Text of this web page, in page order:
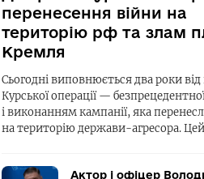
перенесення війни на
територію рф та злам
Кремля
Сьогодні виповнюється два роки
Курської операції —
і виконанням кампанії, яка
на територію держави-агресора.
Актор і офіцер